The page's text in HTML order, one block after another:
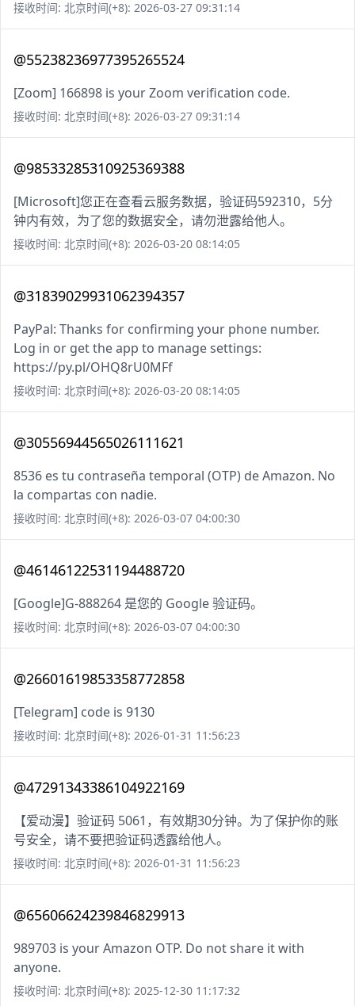
接收时间: 北京时间(+8): 2026-03-27 09:31:14
@55238236977395265524
[Zoom] 166898 is your Zoom verification code.
接收时间: 北京时间(+8): 2026-03-27 09:31:14
@98533285310925369388
[Microsoft]您正在查看云服务数据，验证码592310，5分
钟内有效，为了您的数据安全，请勿泄露给他人。
接收时间: 北京时间(+8): 2026-03-20 08:14:05
@31839029931062394357
PayPal: Thanks for confirming your phone number.
Log in or get the app to manage settings:
https://py.pl/OHQ8rU0MFf
接收时间: 北京时间(+8): 2026-03-20 08:14:05
@30556944565026111621
8536 es tu contraseña temporal (OTP) de Amazon. No
la compartas con nadie.
接收时间: 北京时间(+8): 2026-03-07 04:00:30
@46146122531194488720
[Google]G-888264 是您的 Google 验证码。
接收时间: 北京时间(+8): 2026-03-07 04:00:30
@26601619853358772858
[Telegram] code is 9130
接收时间: 北京时间(+8): 2026-01-31 11:56:23
@47291343386104922169
【爱动漫】验证码 5061，有效期30分钟。为了保护你的账
号安全，请不要把验证码透露给他人。
接收时间: 北京时间(+8): 2026-01-31 11:56:23
@65606624239846829913
989703 is your Amazon OTP. Do not share it with
anyone.
接收时间: 北京时间(+8): 2025-12-30 11:17:32